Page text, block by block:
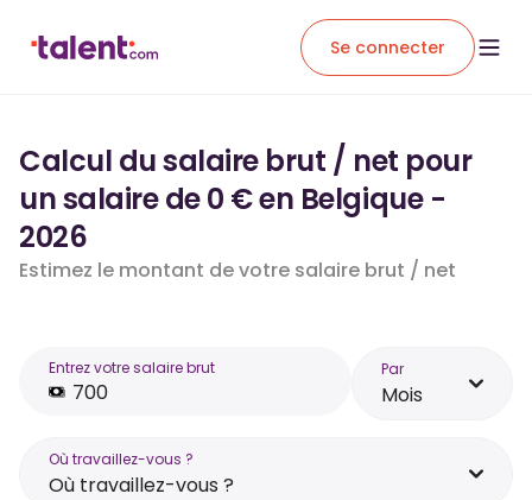
Se connecter
Calcul du salaire brut / net pour
un salaire de 0 € en Belgique -
2026
Estimez le montant de votre salaire brut / net
Entrez votre salaire brut Par
Mois
Où travaillez-vous ?
Où travaillez-vous ?